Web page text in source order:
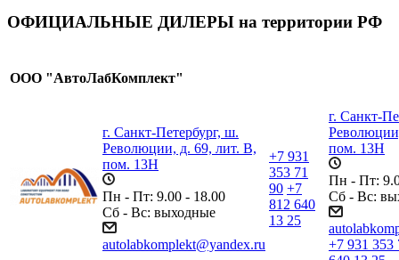
ОФИЦИАЛЬНЫЕ ДИЛЕРЫ на территории РФ
ООО "АвтоЛабКомплект"
г. Санкт-Петербург, ш.
Революции, д. 69, лит. В,
пом. 13Н
Пн - Пт: 9.00 - 18.00
Сб - Вс: выходные
autolabkomplekt@yandex.ru
+7 931
353 71
90 +7
812 640
13 25
г. Санкт-
пом. 13Н
Пн - Пт:
Сб - Вс:
+7 931 353